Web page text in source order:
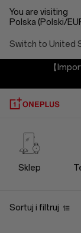
You are visiting
Polska (Polski/
Switch to United
【
Cases
Store
Sklep
Sortuj i filtruj